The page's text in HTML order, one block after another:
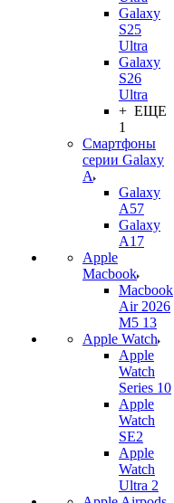
Galaxy
S25
Ultra
Galaxy
S26
Ultra
+ ЕЩЕ
1
Смартфоны
серии Galaxy
A
Galaxy
A57
Galaxy
A17
Apple
Macbook
Macbook
Air 2026
M5 13
Apple Watch
Apple
Watch
Series 10
Apple
Watch
SE2
Apple
Watch
Ultra 2